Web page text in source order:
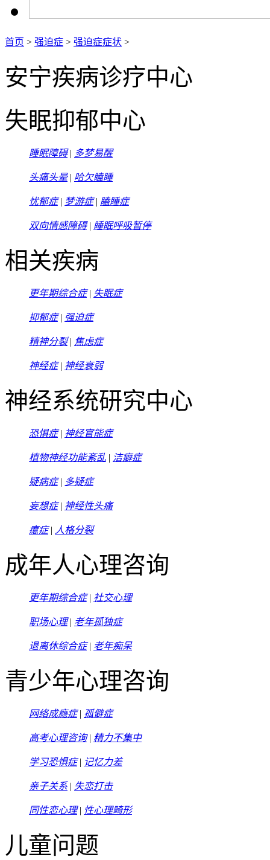
首页 > 强迫症 > 强迫症症状 >
安宁疾病诊疗中心
失眠抑郁中心
睡眠障碍| 多梦易醒
头痛头晕| 哈欠瞌睡
忧郁症| 梦游症| 瞌睡症
双向情感障碍| 睡眠呼吸暂停
相关疾病
更年期综合症| 失眠症
抑郁症| 强迫症
精神分裂| 焦虑症
神经症| 神经衰弱
神经系统研究中心
恐惧症| 神经官能症
植物神经功能紊乱 | 洁癖症
疑病症| 多疑症
妄想症| 神经性头痛
癔症| 人格分裂
成年人心理咨询
更年期综合症| 社交心理
职场心理| 老年孤独症
退离休综合症| 老年痴呆
青少年心理咨询
网络成瘾症| 孤僻症
高考心理咨询| 精力不集中
学习恐惧症| 记忆力差
亲子关系 | 失恋打击
同性恋心理| 性心理畸形
儿童问题